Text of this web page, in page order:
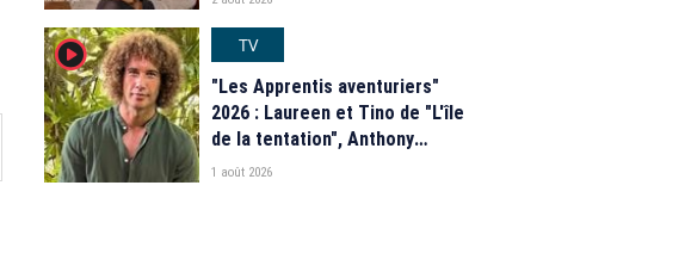
player2
TV
"Les Apprentis aventuriers"
2026 : Laureen et Tino de "L'île
de la tentation", Anthony
Matéo, Jade Leboeuf... Le
1 août 2026